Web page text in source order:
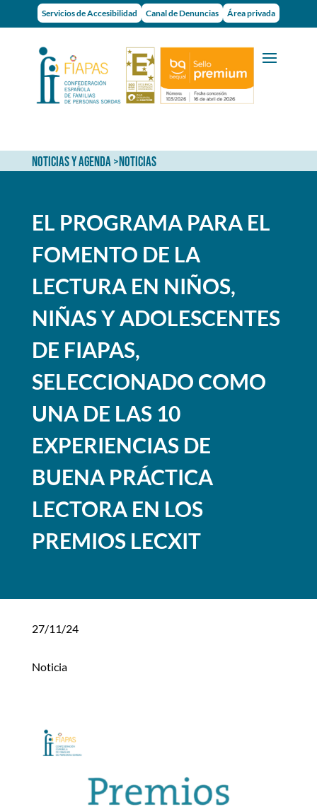
Servicios de Accesibilidad Canal de Denuncias Área privada
NOTICIAS Y AGENDA>NOTICIAS
EL PROGRAMA PARA EL
FOMENTO DE LA
LECTURA EN NIÑOS,
NIÑAS Y ADOLESCENTES
DE FIAPAS,
SELECCIONADO COMO
UNA DE LAS 10
EXPERIENCIAS DE
BUENA PRÁCTICA
LECTORA EN LOS
PREMIOS LECXIT
27/11/24
Noticia